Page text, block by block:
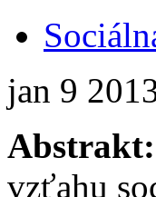
jan 9
Abstrakt:
vzťahu